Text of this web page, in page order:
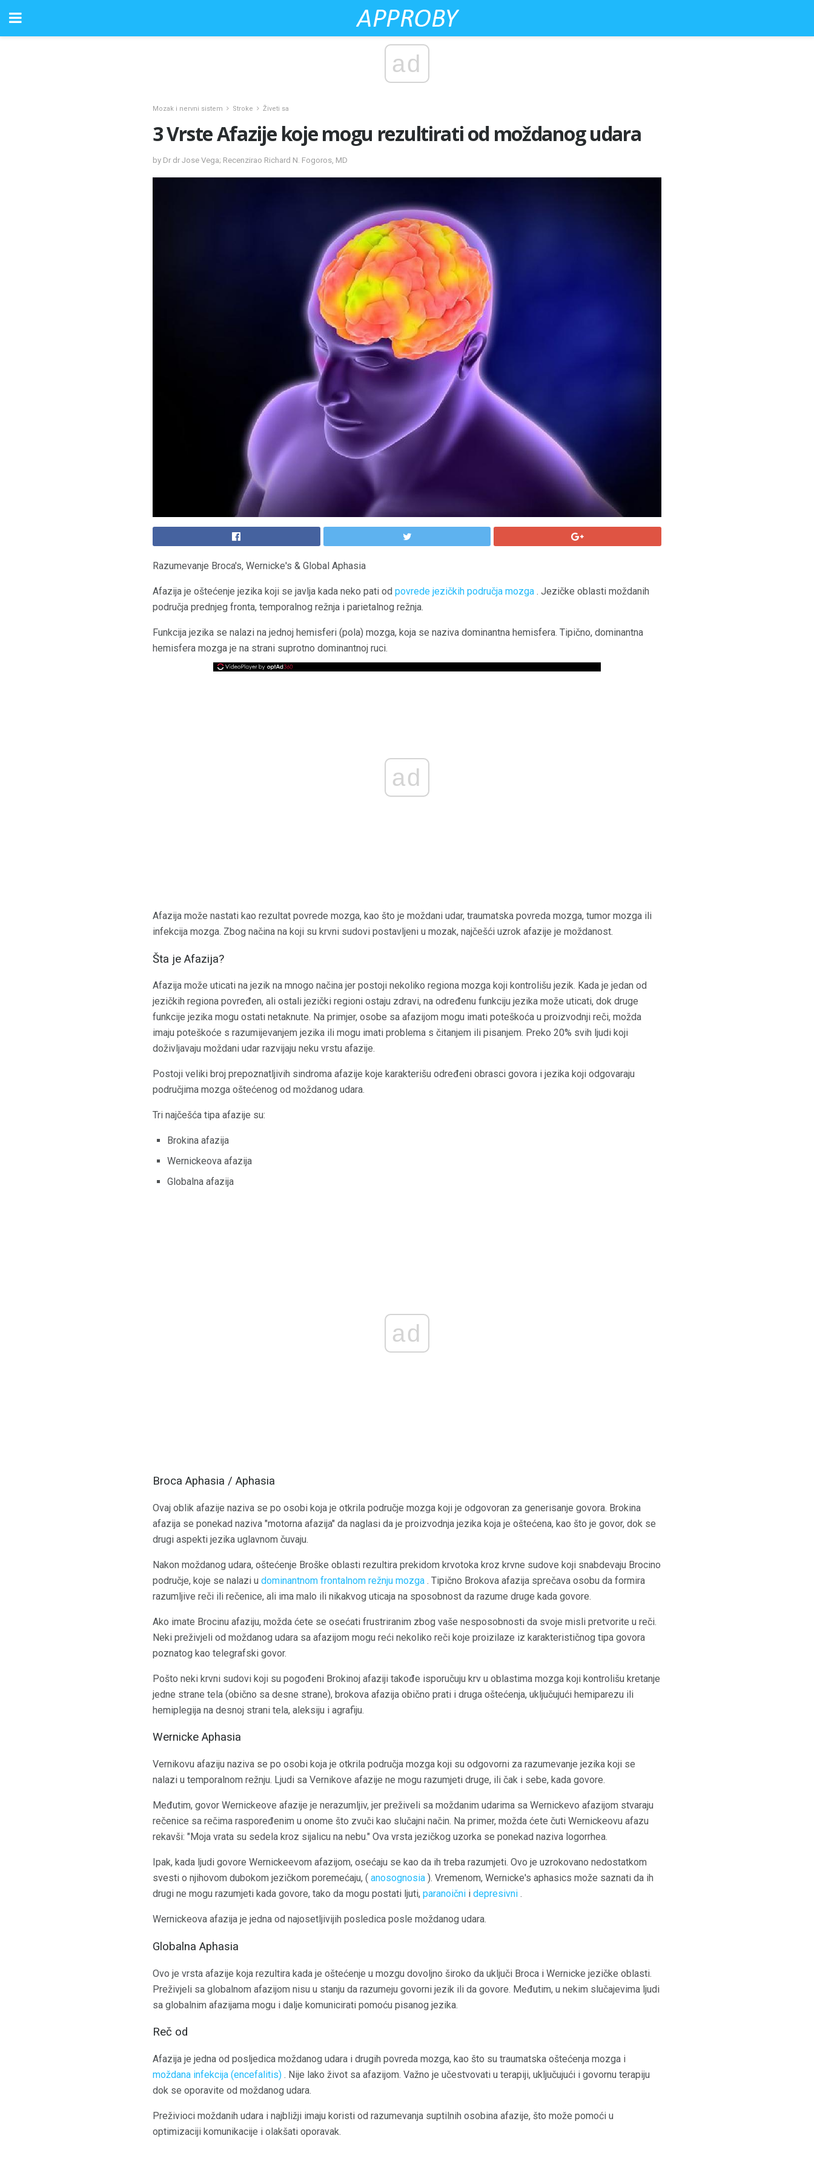
ad
Mozak i nervni sistem Stroke Živeti sa
3 Vrste Afazije koje mogu rezultirati od moždanog udara
by Dr dr Jose Vega; Recenzirao Richard N. Fogoros, MD
Razumevanje Broca's, Wernicke's & Global Aphasia
Afazija je oštećenje jezika koji se javlja kada neko pati od povrede jezičkih područja mozga . Jezičke oblasti moždanih
područja prednjeg fronta, temporalnog režnja i parietalnog režnja.
Funkcija jezika se nalazi na jednoj hemisferi (pola) mozga, koja se naziva dominantna hemisfera. Tipično, dominantna
hemisfera mozga je na strani suprotno dominantnoj ruci.
ad
Afazija može nastati kao rezultat povrede mozga, kao što je moždani udar, traumatska povreda mozga, tumor mozga ili
infekcija mozga. Zbog načina na koji su krvni sudovi postavljeni u mozak, najčešći uzrok afazije je moždanost.
Šta je Afazija?
Afazija može uticati na jezik na mnogo načina jer postoji nekoliko regiona mozga koji kontrolišu jezik. Kada je jedan od
jezičkih regiona povređen, ali ostali jezički regioni ostaju zdravi, na određenu funkciju jezika može uticati, dok druge
funkcije jezika mogu ostati netaknute. Na primjer, osobe sa afazijom mogu imati poteškoća u proizvodnji reči, možda
imaju poteškoće s razumijevanjem jezika ili mogu imati problema s čitanjem ili pisanjem. Preko 20% svih ljudi koji
doživljavaju moždani udar razvijaju neku vrstu afazije.
Postoji veliki broj prepoznatljivih sindroma afazije koje karakterišu određeni obrasci govora i jezika koji odgovaraju
područjima mozga oštećenog od moždanog udara.
Tri najčešća tipa afazije su:
Brokina afazija
Wernickeova afazija
Globalna afazija
ad
Broca Aphasia / Aphasia
Ovaj oblik afazije naziva se po osobi koja je otkrila područje mozga koji je odgovoran za generisanje govora. Brokina
afazija se ponekad naziva "motorna afazija" da naglasi da je proizvodnja jezika koja je oštećena, kao što je govor, dok se
drugi aspekti jezika uglavnom čuvaju.
Nakon moždanog udara, oštećenje Broške oblasti rezultira prekidom krvotoka kroz krvne sudove koji snabdevaju Brocino
područje, koje se nalazi u dominantnom frontalnom režnju mozga . Tipično Brokova afazija sprečava osobu da formira
razumljive reči ili rečenice, ali ima malo ili nikakvog uticaja na sposobnost da razume druge kada govore.
Ako imate Brocinu afaziju, možda ćete se osećati frustriranim zbog vaše nesposobnosti da svoje misli pretvorite u reči.
Neki preživjeli od moždanog udara sa afazijom mogu reći nekoliko reči koje proizilaze iz karakterističnog tipa govora
poznatog kao telegrafski govor.
Pošto neki krvni sudovi koji su pogođeni Brokinoj afaziji takođe isporučuju krv u oblastima mozga koji kontrolišu kretanje
jedne strane tela (obično sa desne strane), brokova afazija obično prati i druga oštećenja, uključujući hemiparezu ili
hemiplegija na desnoj strani tela, aleksiju i agrafiju.
Wernicke Aphasia
Vernikovu afaziju naziva se po osobi koja je otkrila područja mozga koji su odgovorni za razumevanje jezika koji se
nalazi u temporalnom režnju. Ljudi sa Vernikove afazije ne mogu razumjeti druge, ili čak i sebe, kada govore.
Međutim, govor Wernickeove afazije je nerazumljiv, jer preživeli sa moždanim udarima sa Wernickevo afazijom stvaraju
rečenice sa rečima raspoređenim u onome što zvuči kao slučajni način. Na primer, možda ćete čuti Wernickeovu afazu
rekavši: "Moja vrata su sedela kroz sijalicu na nebu." Ova vrsta jezičkog uzorka se ponekad naziva logorrhea.
Ipak, kada ljudi govore Wernickeevom afazijom, osećaju se kao da ih treba razumjeti. Ovo je uzrokovano nedostatkom
svesti o njihovom dubokom jezičkom poremećaju, ( anosognosia ). Vremenom, Wernicke's aphasics može saznati da ih
drugi ne mogu razumjeti kada govore, tako da mogu postati ljuti, paranoični i depresivni .
Wernickeova afazija je jedna od najosetljivijih posledica posle moždanog udara.
Globalna Aphasia
Ovo je vrsta afazije koja rezultira kada je oštećenje u mozgu dovoljno široko da uključi Broca i Wernicke jezičke oblasti.
Preživjeli sa globalnom afazijom nisu u stanju da razumeju govorni jezik ili da govore. Međutim, u nekim slučajevima ljudi
sa globalnim afazijama mogu i dalje komunicirati pomoću pisanog jezika.
Reč od
Afazija je jedna od posljedica moždanog udara i drugih povreda mozga, kao što su traumatska oštećenja mozga i
moždana infekcija (encefalitis) . Nije lako život sa afazijom. Važno je učestvovati u terapiji, uključujući i govornu terapiju
dok se oporavite od moždanog udara.
Preživioci moždanih udara i najbližji imaju koristi od razumevanja suptilnih osobina afazije, što može pomoći u
optimizaciji komunikacije i olakšati oporavak.